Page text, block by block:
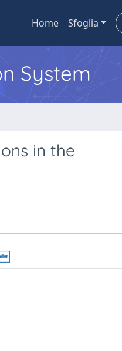
Home Sfoglia
System
in the